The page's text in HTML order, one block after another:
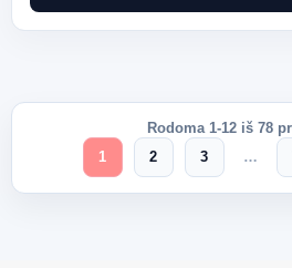
Rodoma 1-12 iš 78
1
2 3 …